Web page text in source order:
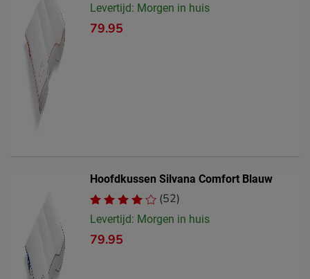
Levertijd: Morgen in huis
79.95
Hoofdkussen Silvana Comfort Blauw
(52)
Levertijd: Morgen in huis
79.95